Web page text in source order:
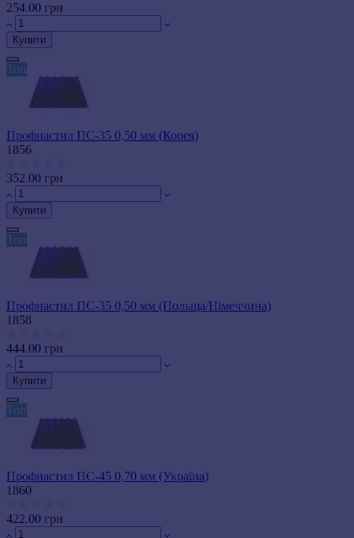
254.00 грн
Купити
Топ
Профнастил ПС-35 0,50 мм (Корея)
1856
352.00 грн
Купити
Топ
Профнастил ПС-35 0,50 мм (Польща/Німеччина)
1858
444.00 грн
Купити
Топ
Профнастил ПС-45 0,70 мм (Україна)
1860
422.00 грн